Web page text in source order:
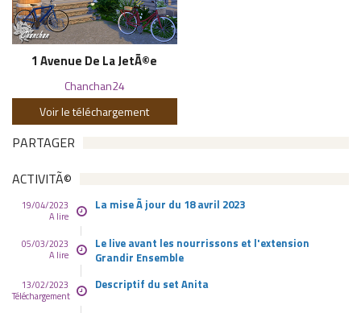
1 Avenue De La JetÃ©e
Chanchan24
Voir le téléchargement
PARTAGER
ACTIVITÃ©
19/04/2023
A lire
La mise Ã jour du 18 avril 2023
05/03/2023
A lire
Le live avant les nourrissons et l'extension
Grandir Ensemble
13/02/2023
Téléchargement
Descriptif du set Anita